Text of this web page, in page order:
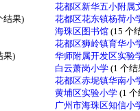
花都区新华五小附属
结果)
花都区花东镇杨荷小
海珠区图书馆 (15 个
花都区狮岭镇育华小
果)
华师附属开发区实验
白云萧岗小学 (1 个结
花都区赤坭镇华南小
黄埔区实验小学 (1
广州市海珠区知信小